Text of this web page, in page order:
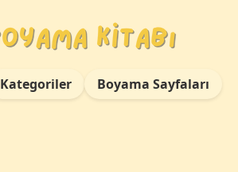
Kategoriler Boyama Sayfaları